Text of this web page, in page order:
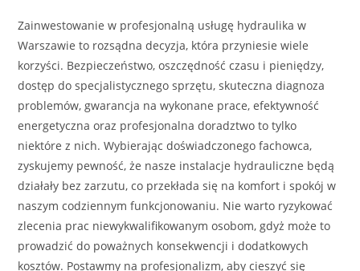
Zainwestowanie w profesjonalną usługę hydraulika w
Warszawie to rozsądna decyzja, która przyniesie wiele
korzyści. Bezpieczeństwo, oszczędność czasu i pieniędzy,
dostęp do specjalistycznego sprzętu, skuteczna diagnoza
problemów, gwarancja na wykonane prace, efektywność
energetyczna oraz profesjonalna doradztwo to tylko
niektóre z nich. Wybierając doświadczonego fachowca,
zyskujemy pewność, że nasze instalacje hydrauliczne będą
działały bez zarzutu, co przekłada się na komfort i spokój w
naszym codziennym funkcjonowaniu. Nie warto ryzykować
zlecenia prac niewykwalifikowanym osobom, gdyż może to
prowadzić do poważnych konsekwencji i dodatkowych
kosztów. Postawmy na profesjonalizm, aby cieszyć się